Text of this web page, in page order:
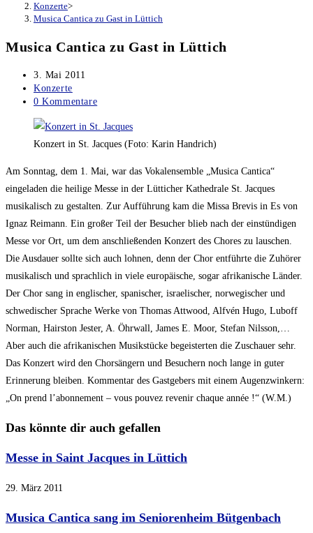
Konzerte>
Musica Cantica zu Gast in Lüttich
Musica Cantica zu Gast in Lüttich
Beitrag
veröffentlicht:
3. Mai 2011
Beitrags-
Kategorie:
Konzerte
Beitrags-
0 Kommentare
Konzert in St. Jacques (Foto: Karin Handrich)
Am Sonntag, dem 1. Mai, war das Vokalensemble „Musica Cantica“
eingeladen die heilige Messe in der Lütticher Kathedrale St. Jacques
musikalisch zu gestalten. Zur Aufführung kam die Missa Brevis in Es von
Ignaz Reimann. Ein großer Teil der Besucher blieb nach der einstündigen
Messe vor Ort, um dem anschließenden Konzert des Chores zu lauschen.
Die Ausdauer sollte sich auch lohnen, denn der Chor entführte die Zuhörer
musikalisch und sprachlich in viele europäische, sogar afrikanische Länder.
Der Chor sang in englischer, spanischer, israelischer, norwegischer und
schwedischer Sprache Werke von Thomas Attwood, Alfvén Hugo, Luboff
Norman, Hairston Jester, A. Öhrwall, James E. Moor, Stefan Nilsson,…
Aber auch die afrikanischen Musikstücke begeisterten die Zuschauer sehr.
Das Konzert wird den Chorsängern und Besuchern noch lange in guter
Erinnerung bleiben. Kommentar des Gastgebers mit einem Augenzwinkern:
„On prend l’abonnement – vous pouvez revenir chaque année !“ (W.M.)
Das könnte dir auch gefallen
Messe in Saint Jacques in Lüttich
29. März 2011
Musica Cantica sang im Seniorenheim Bütgenbach